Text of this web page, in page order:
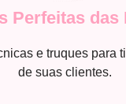
Perfeitas das
e truques para
de suas clientes.